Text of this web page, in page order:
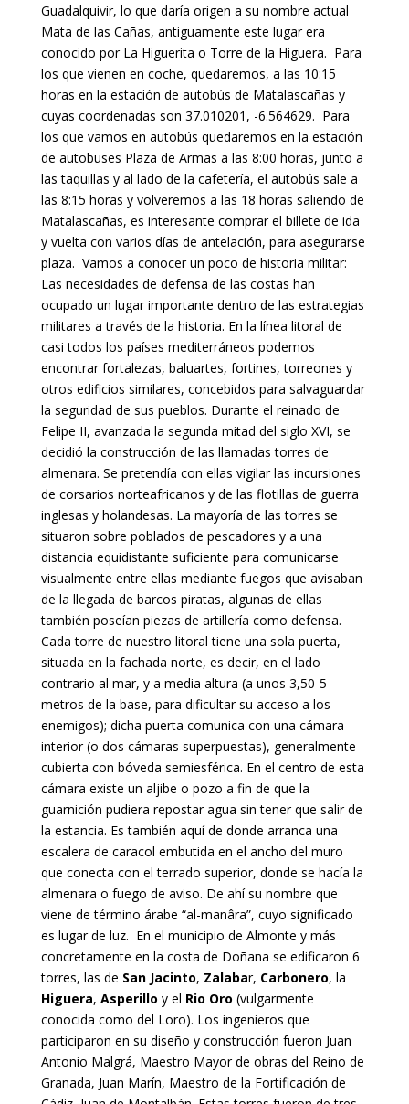
Guadalquivir, lo que daría origen a su nombre actual
Mata de las Cañas, antiguamente este lugar era
conocido por La Higuerita o Torre de la Higuera. Para
los que vienen en coche, quedaremos, a las 10:15
horas en la estación de autobús de Matalascañas y
cuyas coordenadas son 37.010201, -6.564629. Para
los que vamos en autobús quedaremos en la estación
de autobuses Plaza de Armas a las 8:00 horas, junto a
las taquillas y al lado de la cafetería, el autobús sale a
las 8:15 horas y volveremos a las 18 horas saliendo de
Matalascañas, es interesante comprar el billete de ida
y vuelta con varios días de antelación, para asegurarse
plaza. Vamos a conocer un poco de historia militar:
Las necesidades de defensa de las costas han
ocupado un lugar importante dentro de las estrategias
militares a través de la historia. En la línea litoral de
casi todos los países mediterráneos podemos
encontrar fortalezas, baluartes, fortines, torreones y
otros edificios similares, concebidos para salvaguardar
la seguridad de sus pueblos. Durante el reinado de
Felipe II, avanzada la segunda mitad del siglo XVI, se
decidió la construcción de las llamadas torres de
almenara. Se pretendía con ellas vigilar las incursiones
de corsarios norteafricanos y de las flotillas de guerra
inglesas y holandesas. La mayoría de las torres se
situaron sobre poblados de pescadores y a una
distancia equidistante suficiente para comunicarse
visualmente entre ellas mediante fuegos que avisaban
de la llegada de barcos piratas, algunas de ellas
también poseían piezas de artillería como defensa.
Cada torre de nuestro litoral tiene una sola puerta,
situada en la fachada norte, es decir, en el lado
contrario al mar, y a media altura (a unos 3,50-5
metros de la base, para dificultar su acceso a los
enemigos); dicha puerta comunica con una cámara
interior (o dos cámaras superpuestas), generalmente
cubierta con bóveda semiesférica. En el centro de esta
cámara existe un aljibe o pozo a fin de que la
guarnición pudiera repostar agua sin tener que salir de
la estancia. Es también aquí de donde arranca una
escalera de caracol embutida en el ancho del muro
que conecta con el terrado superior, donde se hacía la
almenara o fuego de aviso. De ahí su nombre que
viene de término árabe “al-manâra”, cuyo significado
es lugar de luz. En el municipio de Almonte y más
concretamente en la costa de Doñana se edificaron 6
torres, las de San Jacinto, Zalabar, Carbonero, la
Higuera, Asperillo y el Rio Oro (vulgarmente
conocida como del Loro). Los ingenieros que
participaron en su diseño y construcción fueron Juan
Antonio Malgrá, Maestro Mayor de obras del Reino de
Granada, Juan Marín, Maestro de la Fortificación de